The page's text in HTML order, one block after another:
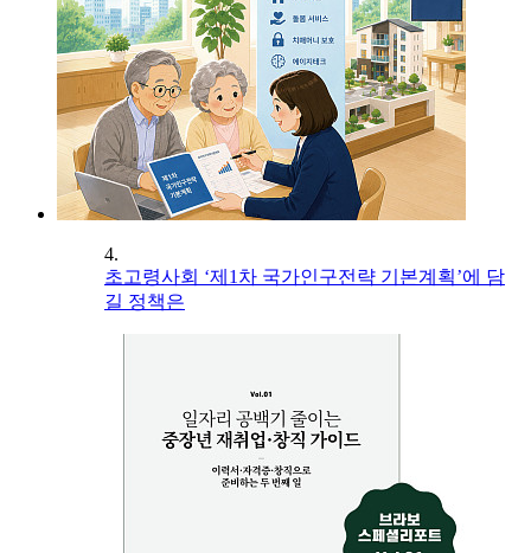
4.
초고령사회 ‘제1차 국가인구전략 기본계획’에 담
길 정책은